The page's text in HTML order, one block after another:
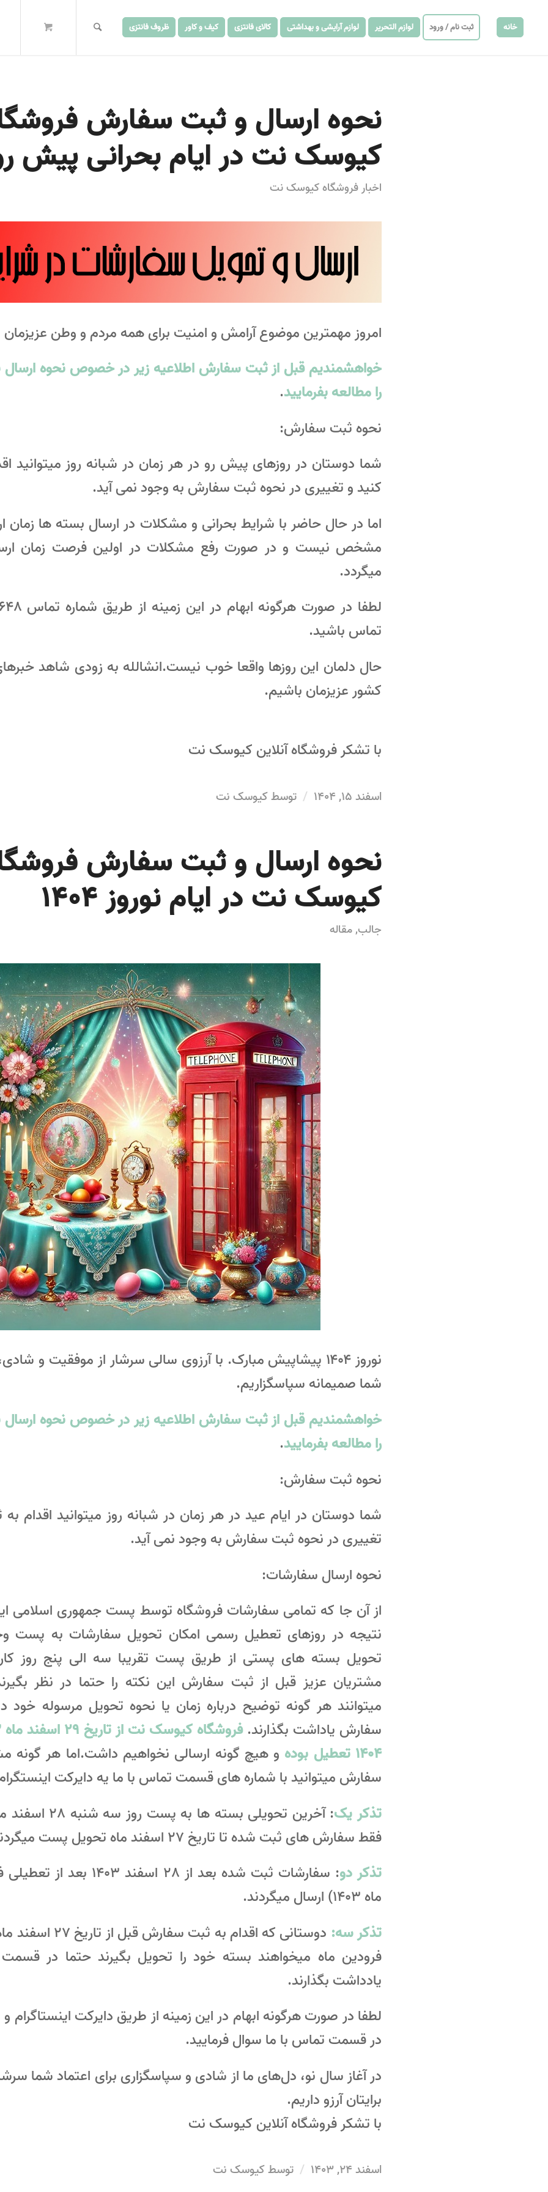
خانه ثبت نام / ورود لوازم التحریر لوازم آرایشی و بهداشتی کالای فانتزی کیف و کاور ظروف فانتزی
نحوه ارسال و ثبت سفارش
کیوسک نت در ایام بحرانی پیش
اخبار فروشگاه کیوسک نت
امروز مهمترین موضوع آرامش و امنیت برای همه مردم و وطن
خواهشمندیم قبل از ثبت سفارش اطلاعیه زیر در خصوص نحوه ارسال
را مطالعه بفرمایید.
نحوه ثبت سفارش:
شما دوستان در روزهای پیش رو در هر زمان در شبانه روز میتوانید
کنید و تغییری در نحوه ثبت سفارش به وجود نمی آید.
اما در حال حاضر با شرایط بحرانی و مشکلات در ارسال بسته ها
مشخص نیست و در صورت رفع مشکلات در اولین فرصت زمان
میگردد.
تماس باشید.
حال دلمان این روزها واقعا خوب نیست.انشالله به زودی شاهد
کشور عزیزمان باشیم.
با تشکر فروشگاه آنلاین کیوسک نت
اسفند 15, 1404 / توسطکیوسک نت
نحوه ارسال و ثبت سفارش
کیوسک نت در ایام نوروز 1404
جالب,مقاله
نوروز ۱۴۰۴ پیشاپیش مبارک. با آرزوی سالی سرشار از موفقیت و
شما صمیمانه سپاسگزاریم.
خواهشمندیم قبل از ثبت سفارش اطلاعیه زیر در خصوص نحوه ارسال
را مطالعه بفرمایید.
نحوه ثبت سفارش:
شما دوستان در ایام عید در هر زمان در شبانه روز میتوانید اقدام
تغییری در نحوه ثبت سفارش به وجود نمی آید.
نحوه ارسال سفارشات:
از آن جا که تمامی سفارشات فروشگاه توسط پست جمهوری اسلامی
نتیجه در روزهای تعطیل رسمی امکان تحویل سفارشات به پست
تحویل بسته های پستی از طریق پست تقریبا سه الی پنج روز
مشتریان عزیز قبل از ثبت سفارش این نکته را حتما در نظر
میتوانند هر گونه توضیح درباره زمان یا نحوه تحویل مرسوله
سفارش یاداشت بگذارند.
1404 تعطیل بوده
و هیچ گونه ارسالی نخواهیم داشت.اما هر گونه
سفارش میتوانید با شماره های قسمت تماس با ما یه دایرکت
تذکر یک
: آخرین تحویلی
فقط سفارش های ثبت شده تا تاریخ 27 اسفند ماه تحویل پست میگردند.
تذکر دو
ماه 1403) ارسال میگردند.
تذکر سه:
فرودین ماه میخواهند بسته خود را تحویل بگیرند حتما در
یادداشت بگذارند.
لطفا در صورت هرگونه ابهام در این زمینه از طریق دایرکت
در قسمت تماس با ما سوال فرمایید.
در آغاز سال نو، دل‌های ما از شادی و سپاسگزاری برای اعتماد شما
برایتان آرزو داریم.
با تشکر فروشگاه آنلاین کیوسک نت
اسفند 24, 1403 / توسطکیوسک نت